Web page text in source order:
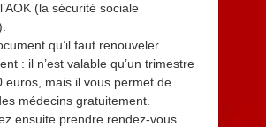
(la sécurité sociale
qu’il faut renouveler
: il n’est valable qu’un trimestre
euros, mais il vous permet de
médecins gratuitement.
ensuite prendre rendez-vous